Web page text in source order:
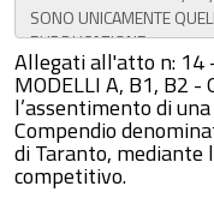
Allegati all'atto n: 14
MODELLI A, B1, B2
l’assentimento di
Compendio
di Taranto, mediante
competitivo.